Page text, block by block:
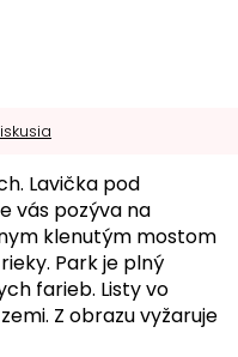
Lavička pod
vás pozýva na
klenutým mostom
Park je plný
farieb. Listy vo
Z obrazu vyžaruje